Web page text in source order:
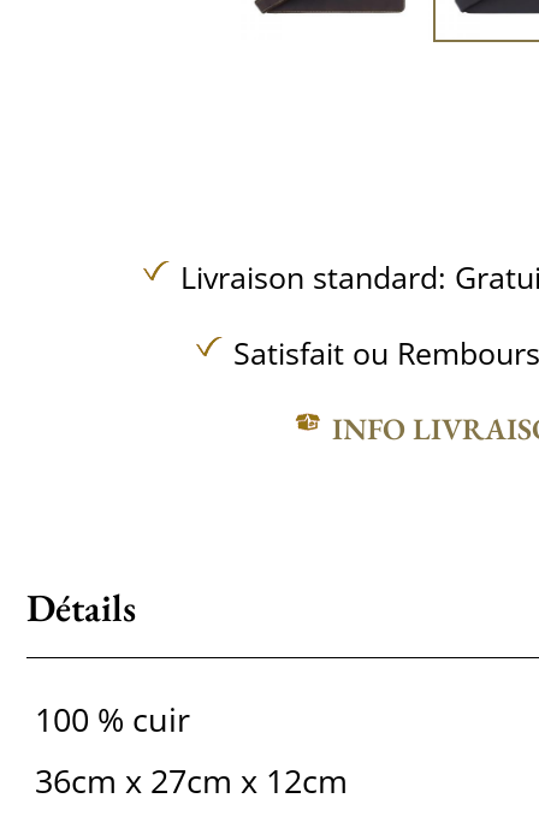
Livraison standard:
Satisfait ou
INFO
Détails
100 % cuir
36cm x 27cm x 12cm